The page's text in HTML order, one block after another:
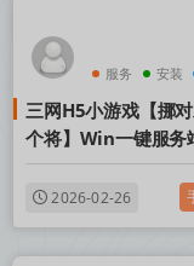
服务 安装
三网H5小游戏【挪
个将】Win一键服务
+Linux手工服务端+
设教程
2026-02-26